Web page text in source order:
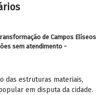
de Campos Elíseos
sem atendimento -
das estruturas materiais,
em disputa da cidade.